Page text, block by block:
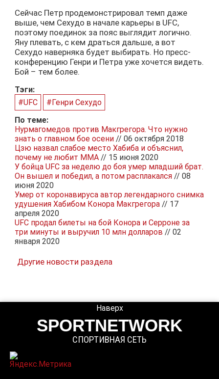
Сейчас Петр продемонстрировал темп даже
выше, чем Сехудо в начале карьеры в UFC,
поэтому поединок за пояс выглядит логично.
Яну плевать, с кем драться дальше, а вот
Сехудо наверняка будет выбирать. Но пресс-
конференцию Генри и Петра уже хочется видеть.
Бой – тем более.
Тэги:
#UFC
#Генри Сехудо
По теме:
Нурмагомедов против Макгрегора. Что нужно
знать о главном бое осени // 06 октября 2018
Цзю назвал слабое место Хабиба и объяснил,
почему не любит MMA // 15 июня 2020
У бойца UFC за неделю до боя умер младший брат.
Он вышел и победил, а потом расплакался // 08
июня 2020
Умер от коронавируса автор легендарного снимка
удушения Хабибом Конора Макгрегора // 17
апреля 2020
UFC продал билеты на бой Конора и Серроне за
три минуты и выручил 10 млн долларов // 02
января 2020
Другие новости раздела
SPORTNETWORK
СПОРТИВНАЯ СЕТЬ
Наверх